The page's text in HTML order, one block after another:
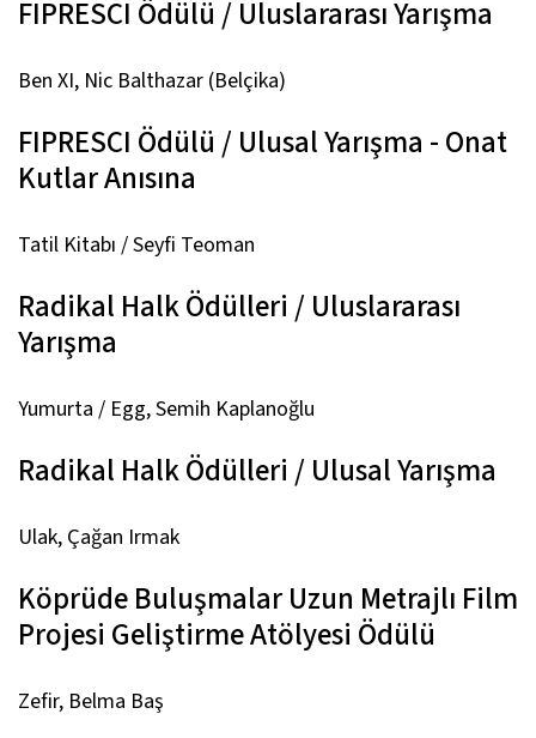
FIPRESCI Ödülü / Uluslararası Yarışma
Ben XI, Nic Balthazar (Belçika)
FIPRESCI Ödülü / Ulusal Yarışma - Onat
Kutlar Anısına
Tatil Kitabı / Seyfi Teoman
Radikal Halk Ödülleri / Uluslararası
Yarışma
Yumurta / Egg,Semih Kaplanoğlu
Radikal Halk Ödülleri / Ulusal Yarışma
Ulak, Çağan Irmak
Köprüde Buluşmalar Uzun Metrajlı Film
Projesi Geliştirme Atölyesi Ödülü
Zefir, Belma Baş